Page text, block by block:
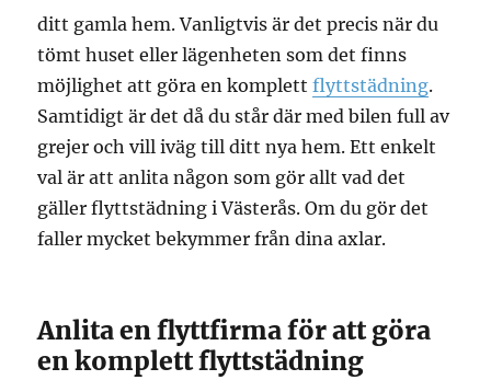
ditt gamla hem. Vanligtvis är det precis när du
tömt huset eller lägenheten som det finns
möjlighet att göra en komplettflyttstädning.
Samtidigt är det då du står där med bilen full av
grejer och vill iväg till ditt nya hem. Ett enkelt
val är att anlita någon som gör allt vad det
gäller flyttstädning i Västerås. Om du gör det
faller mycket bekymmer från dina axlar.
Anlita en flyttfirma för att göra
en komplett flyttstädning